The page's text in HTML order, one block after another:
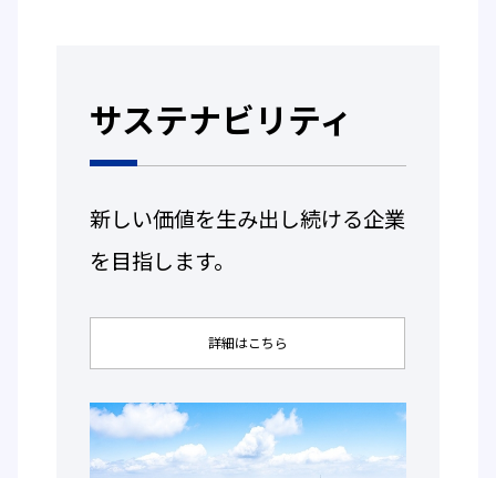
サステナビリティ
新しい価値を生み出し続ける企業
を目指します。
詳細はこちら